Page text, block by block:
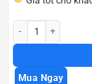
Giá đỡ kẹp điện
Mua Ngay